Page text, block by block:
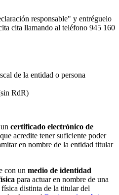
responsable" y entréguelo
cita llamando al teléfono 945 160
de la entidad o persona
RdR)
certificado electrónico de
acredite tener suficiente poder
en nombre de la entidad titular
con un medio de identidad
para actuar en nombre de una
distinta de la titular del